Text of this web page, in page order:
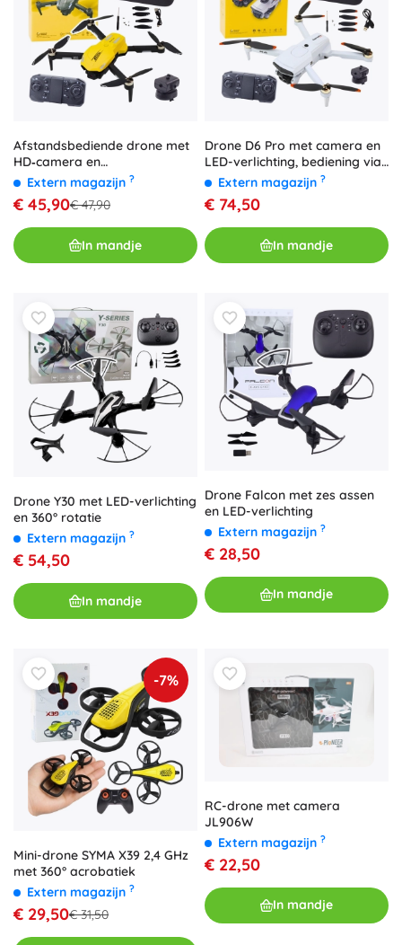
Afstandsbediende drone met
HD‑camera en
gebarenbediening
Extern magazijn ?
€ 45,90€ 47,90
In mandje
Drone D6 Pro met camera en
LED-verlichting, bediening via
app – Lichtgrijs
Extern magazijn ?
€ 74,50
In mandje
Drone Y30 met LED-verlichting
en 360° rotatie
Extern magazijn ?
€ 54,50
In mandje
Drone Falcon met zes assen
en LED-verlichting
Extern magazijn ?
€ 28,50
In mandje
-7%
Mini-drone SYMA X39 2,4 GHz
met 360° acrobatiek
Extern magazijn ?
€ 29,50€ 31,50
RC-drone met camera
JL906W
Extern magazijn ?
€ 22,50
In mandje